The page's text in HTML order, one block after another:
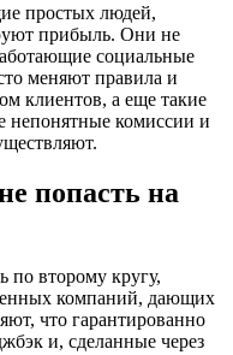
простых людей,
прибыль. Они не
социальные
меняют правила и
клиентов, а еще такие
непонятные комиссии и
попасть на
второму кругу,
компаний, дающих
что гарантированно
и, сделанные через